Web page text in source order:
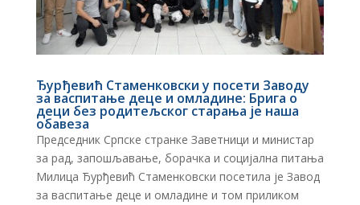
Ђурђевић Стаменковски у посети Заводу
за васпитање деце и омладине: Брига о
деци без родитељског старања је наша
обавеза
Председник Српске странке Заветници и министар
за рад, запошљавање, борачка и социјална питања
Милица Ђурђевић Стаменковски посетила је Завод
за васпитање деце и омладине и том приликом